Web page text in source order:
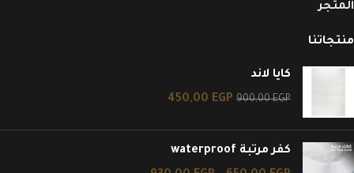
المتجر
منتجاتنا
كايا لاند
900,00EGP
450,00 EGP
كفر مرتبة waterproof